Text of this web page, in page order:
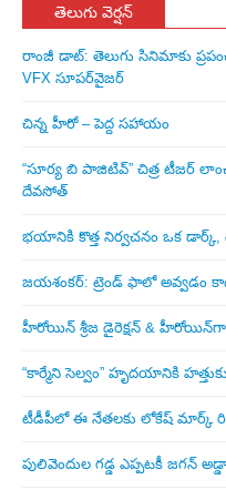
తెలుగు వెర్షన్
రాంజీ డాట్: తెలుగు సినిమాకు
VFX సూపర్‌వైజర్
చిన్న హీరో – పెద్ద సహాయం
“సూర్య బి పాజిటివ్” చిత్ర టీజర్
దేవసోత్
భయానికి కొత్త నిర్వచనం ఒక డార్క్,
జయశంకర్: ట్రెండ్‌ ఫాలో అవ్వడం
హీరోయిన్ శ్రీజ డైరెక్ష‌న్ & హీరోయిన్‌గా
“కార్మేని సెల్వం” హృదయానికి
టీడీపీలో ఈ నేత‌ల‌కు లోకేష్ మార్క్
పులివెందుల గ‌డ్డ ఎప్ప‌ట‌కీ జ‌గ‌న్